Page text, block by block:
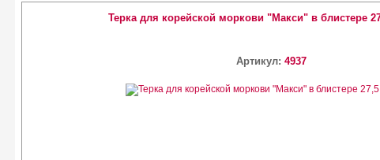
Терка для корейской моркови "Макси" в блистере
Артикул: 4937